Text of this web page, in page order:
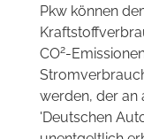
Pkw können
CO2-
werden, der an
'Deutschen